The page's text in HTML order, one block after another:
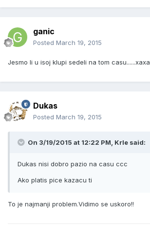
ganic
Posted March 19, 2015
Jesmo li u isoj klupi sedeli na tom casu......xaxa
Dukas
Posted March 19, 2015
On 3/19/2015 at 12:22 PM, Krle said:
Dukas nisi dobro pazio na casu ccc
Ako platis pice kazacu ti
To je najmanji problem.Vidimo se uskoro!!